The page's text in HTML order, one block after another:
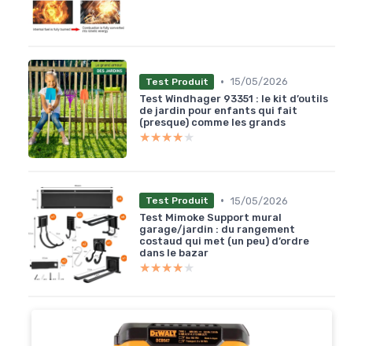
Test Produit • 15/05/2026
Test Windhager 93351 : le kit d’outils
de jardin pour enfants qui fait
(presque) comme les grands
★★★★★
★★★★★
Test Produit • 15/05/2026
Test Mimoke Support mural
garage/jardin : du rangement
costaud qui met (un peu) d’ordre
dans le bazar
★★★★★
★★★★★